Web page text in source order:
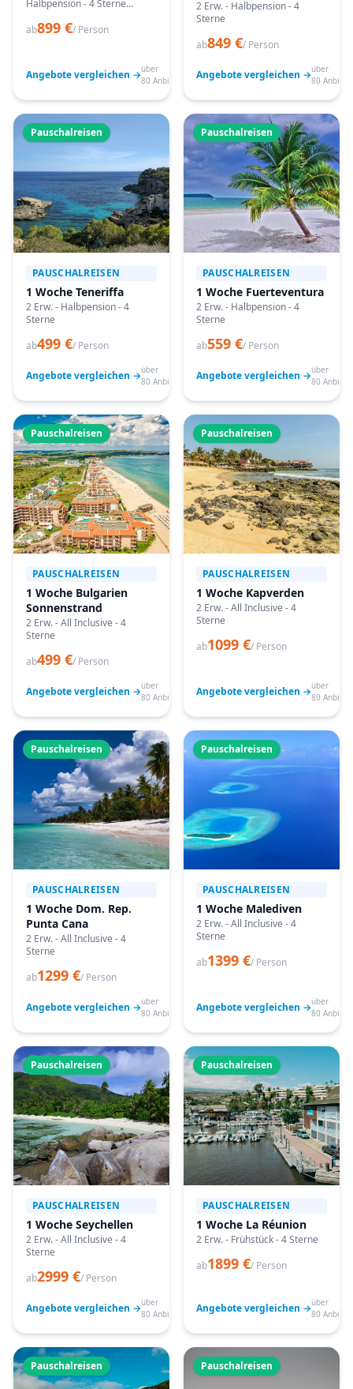
Halbpension - 4 Sterne
passende Termine prüfen
ab899 €/ Person
Angebote vergleichen →über
80 Anbieter
2 Erw. - Halbpension - 4
Sterne
ab849 €/ Person
Angebote vergleichen →über
80
Pauschalreisen
PAUSCHALREISEN
1 Woche Teneriffa
2 Erw. - Halbpension - 4
Sterne
ab499 €/ Person
Angebote vergleichen →über
80 Anbieter
Pauschalreisen
PAUSCHALREISEN
1 Woche Fuerteventura
2 Erw. - Halbpension - 4
Sterne
ab559 €/ Person
Angebote vergleichen →über
80
Pauschalreisen
PAUSCHALREISEN
1 Woche Bulgarien
Sonnenstrand
2 Erw. - All Inclusive - 4
Sterne
ab499 €/ Person
Angebote vergleichen →über
80 Anbieter
Pauschalreisen
PAUSCHALREISEN
1 Woche Kapverden
2 Erw. - All Inclusive - 4
Sterne
ab1099 €/ Person
Angebote vergleichen →über
80
Pauschalreisen
PAUSCHALREISEN
1 Woche Dom. Rep.
Punta Cana
2 Erw. - All Inclusive - 4
Sterne
ab1299 €/ Person
Angebote vergleichen →über
80 Anbieter
Pauschalreisen
PAUSCHALREISEN
1 Woche Malediven
2 Erw. - All Inclusive - 4
Sterne
ab1399 €/ Person
Angebote vergleichen →über
80
Pauschalreisen
PAUSCHALREISEN
1 Woche Seychellen
2 Erw. - All Inclusive - 4
Sterne
ab2999 €/ Person
Angebote vergleichen →über
80 Anbieter
Pauschalreisen
PAUSCHALREISEN
1 Woche La Réunion
2 Erw. - Frühstück - 4 Sterne
ab1899 €/ Person
Angebote vergleichen →über
80
Pauschalreisen Pauschalreisen